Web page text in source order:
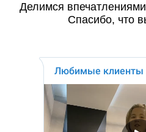
Делимся
Спасибо, что